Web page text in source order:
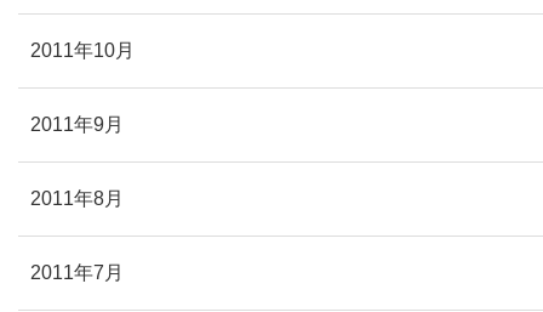
2011年10月
2011年9月
2011年8月
2011年7月